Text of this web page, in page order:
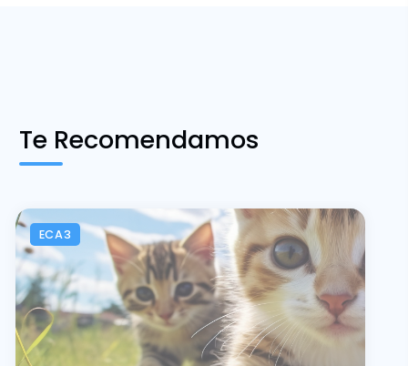
Te Recomendamos
ECA3